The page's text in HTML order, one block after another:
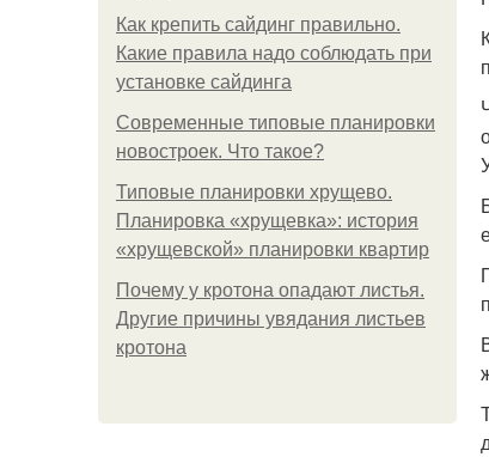
Как крепить сайдинг правильно.
Какие правила надо соблюдать при
установке сайдинга
Современные типовые планировки
новостроек. Что такое?
Типовые планировки хрущево.
Планировка «хрущевка»: история
«хрущевской» планировки квартир
Почему у кротона опадают листья.
Другие причины увядания листьев
кротона